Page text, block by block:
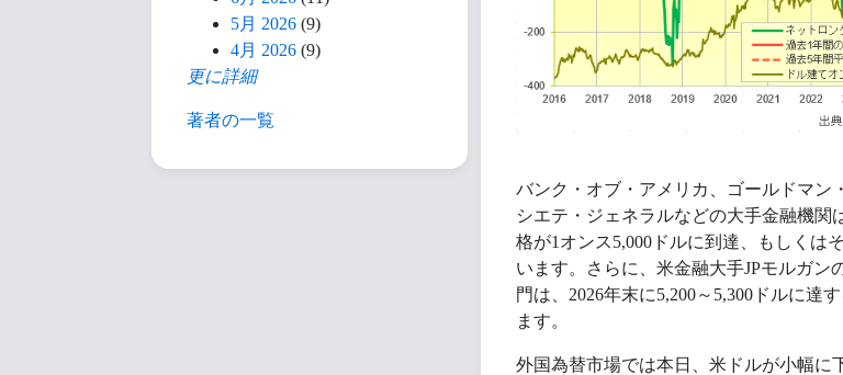
5月 2026 (9)
4月 2026 (9)
更に詳細
著者の一覧
バンク・オブ・アメリカ、ゴールドマン
シエテ・ジェネラルなどの大手金融機関
格が1オンス5,000ドルに到達、もしくは
います。さらに、米金融大手JPモルガン
門は、2026年末に5,200～5,300ドルに達
ます。
外国為替市場では本日、米ドルが小幅に